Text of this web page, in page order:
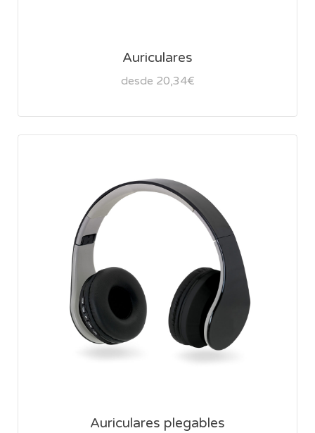
Auriculares
desde 20,34€
Auriculares plegables